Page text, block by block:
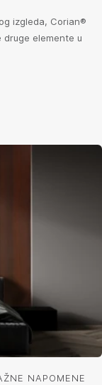
izgleda, Corian®
elemente u
NAPOMENE